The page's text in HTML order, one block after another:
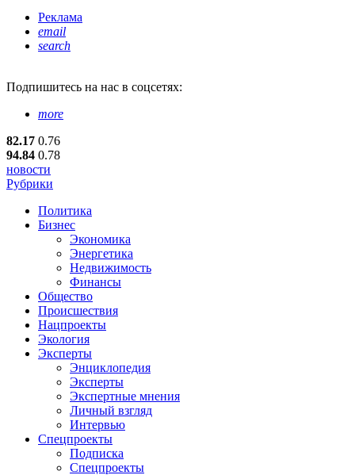
Реклама
email
search
Подпишитесь на нас в соцсетях:
more
82.17 0.76
94.84 0.78
новости
Рубрики
Политика
Бизнес
Экономика
Энергетика
Недвижимость
Финансы
Общество
Происшествия
Нацпроекты
Экология
Эксперты
Энциклопедия
Эксперты
Экспертные мнения
Личный взгляд
Интервью
Спецпроекты
Подписка
Спецпроекты